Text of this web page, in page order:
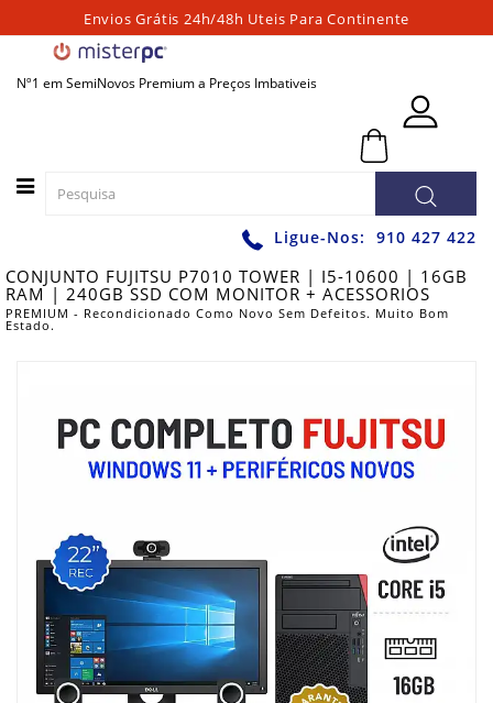
Envios Grátis 24h/48h Uteis Para Continente
Nº1 em SemiNovos Premium a Preços Imbativeis
Categorias
FIXOS
PARA
JOGOS
ACESSÓRIOS
SOFTWARE
Ligue-Nos: 910 427 422
CONJUNTO FUJITSU P7010 TOWER | I5-10600 | 16GB
RAM | 240GB SSD COM MONITOR + ACESSORIOS
PREMIUM - Recondicionado Como Novo Sem Defeitos. Muito Bom
Estado.